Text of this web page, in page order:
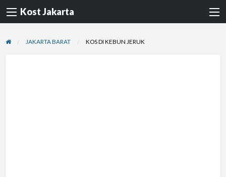
Kost Jakarta
JAKARTA BARAT KOS DI KEBUN JERUK